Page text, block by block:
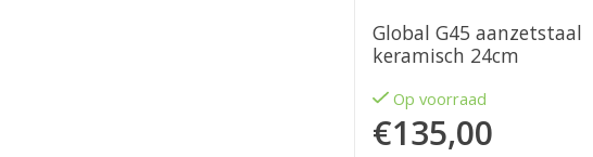
Global G45 aanzetstaal
keramisch 24cm
Op voorraad
€135,00